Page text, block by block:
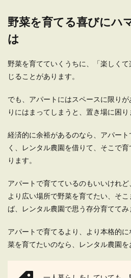
野菜を育てる喜びにハ
は
野菜を育てていくうちに、「楽しく
じることがあります。
でも、アパートにはスペースに限り
りにはまってしまうと、置き場に困り
経済的に余裕があるのなら、アパー
く、レンタル農園を借りて、そこで
ります。
アパートで育てているのもいいけれど
より広い場所で野菜を育てたい、そ
ば、レンタル農園で思う存分育ててみ
アパートで育てるより、より本格的
菜を育てたいのなら、レンタル農園を